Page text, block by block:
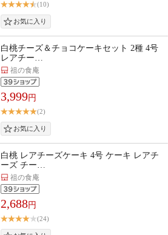
(10)
白桃チーズ＆チョコケーキセット 2種 4号
レアチー…
祖の食庵
3,999円
(2)
白桃 レアチーズケーキ 4号 ケーキ レアチ
ーズ チー…
祖の食庵
2,688円
(24)